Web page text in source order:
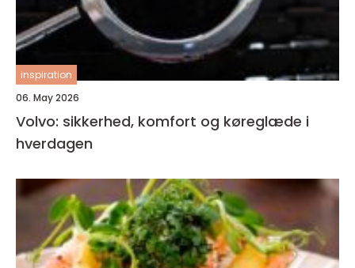
inspiration
06. May 2026
Volvo: sikkerhed, komfort og køreglæde i
hverdagen